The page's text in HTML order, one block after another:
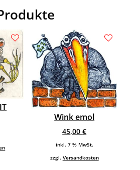
Wink emol
45,00€
inkl. 7 % MwSt.
zzgl. Versandkosten